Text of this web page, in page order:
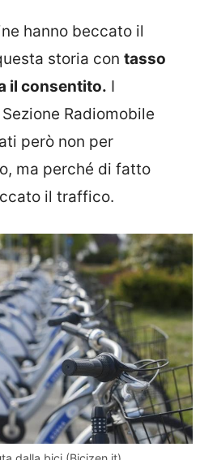
hanno beccato il
storia con tasso
il consentito. I
Radiomobile
però non per
ma perché di fatto
il traffico.